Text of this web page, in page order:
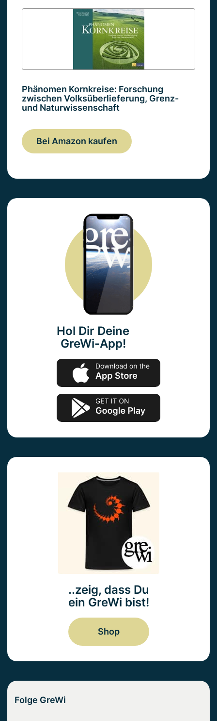
Phänomen Kornkreise: Forschung
zwischen Volksüberlieferung, Grenz-
und Naturwissenschaft
Bei Amazon kaufen
Hol Dir Deine
GreWi-App!
..zeig, dass Du
ein GreWi bist!
Shop
Folge GreWi